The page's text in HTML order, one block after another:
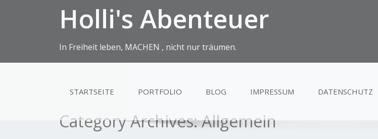
Holli's Abenteuer
In Freiheit leben, MACHEN , nicht nur träumen.
STARTSEITE PORTFOLIO BLOG IMPRESSUM DATENSCHUTZ
Category Archives:Allgemein